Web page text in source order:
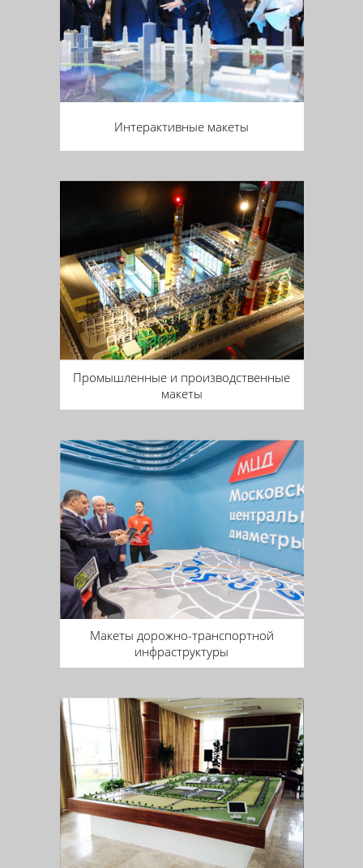
Интерактивные макеты
Промышленные и производственные
макеты
Макеты дорожно-транспортной
инфраструктуры